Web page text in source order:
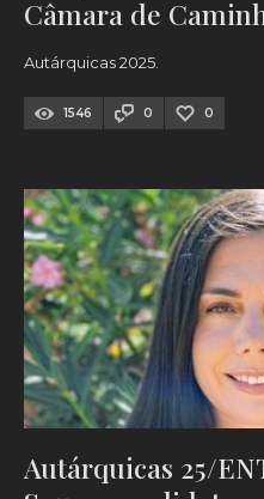
Câmara de
Autárquicas 2025.
1546 0 0
Autárquicas 25/